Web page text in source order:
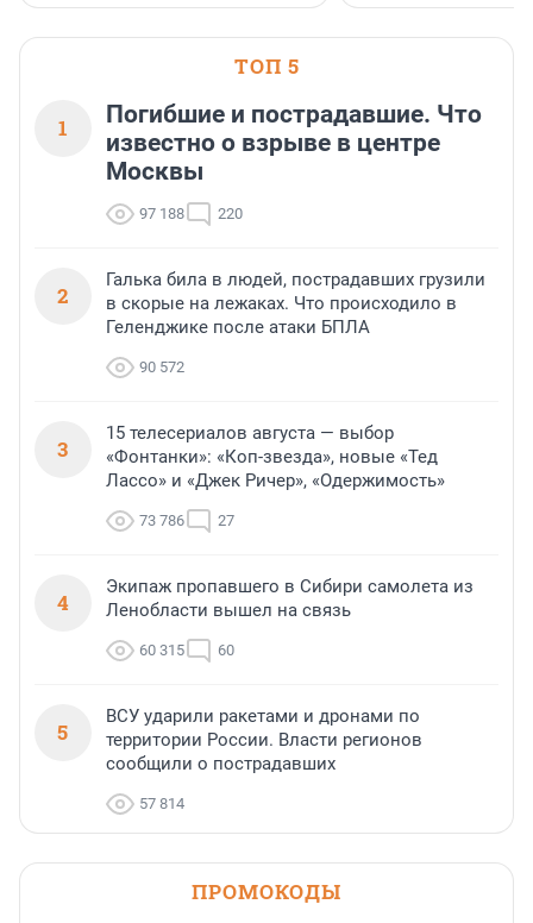
ТОП 5
1
Погибшие и пострадавшие. Что
известно о взрыве в центре
Москвы
97 188 220
2
Галька била в людей, пострадавших грузили
в скорые на лежаках. Что происходило в
Геленджике после атаки БПЛА
90 572
3
15 телесериалов августа — выбор
«Фонтанки»: «Коп-звезда», новые «Тед
Лассо» и «Джек Ричер», «Одержимость»
73 786 27
4
Экипаж пропавшего в Сибири самолета из
Ленобласти вышел на связь
60 315 60
5
ВСУ ударили ракетами и дронами по
территории России. Власти регионов
сообщили о пострадавших
57 814
ПРОМОКОДЫ